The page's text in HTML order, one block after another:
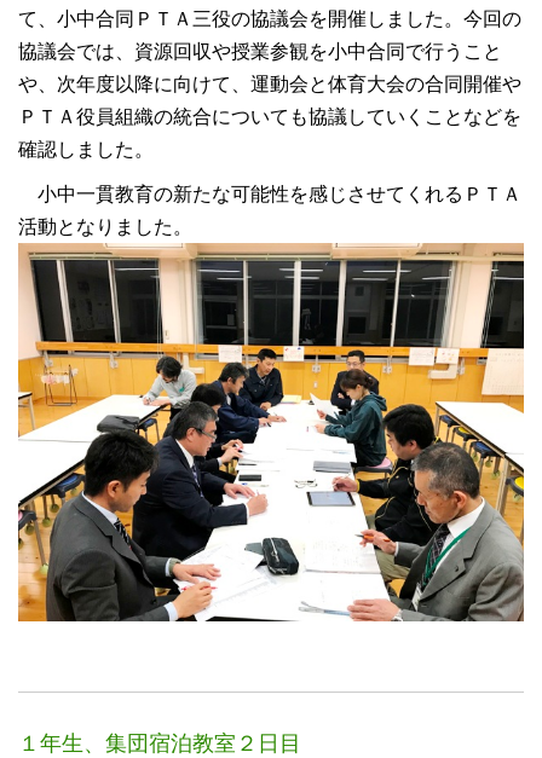
て、小中合同ＰＴＡ三役の協議会を開催しました。今回の
協議会では、資源回収や授業参観を小中合同で行うこと
や、次年度以降に向けて、運動会と体育大会の合同開催や
ＰＴＡ役員組織の統合についても協議していくことなどを
確認しました。
小中一貫教育の新たな可能性を感じさせてくれるＰＴＡ
活動となりました。
１年生、集団宿泊教室２日目